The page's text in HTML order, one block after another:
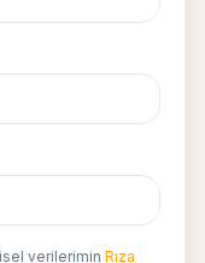
verilerimin Rıza